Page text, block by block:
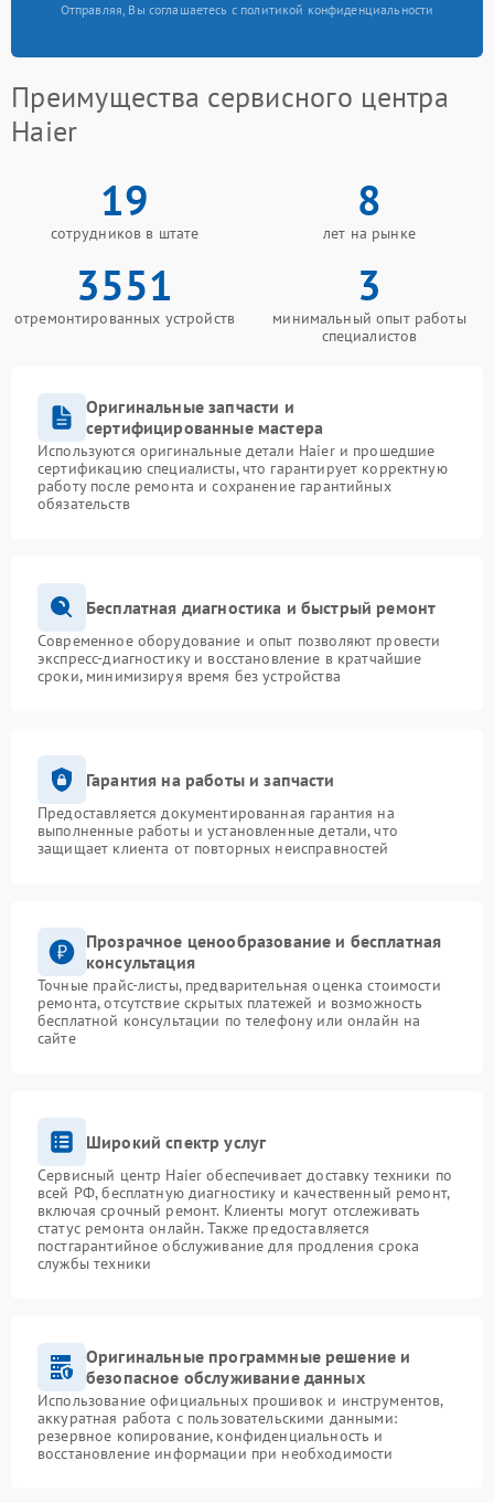
Отправляя, Вы соглашаетесь с политикой конфиденциальности
Преимущества сервисного центра
Haier
19
сотрудников в штате
8
лет на рынке
3551
отремонтированных устройств
3
минимальный опыт работы
специалистов
Оригинальные запчасти и
сертифицированные мастера
Используются оригинальные детали Haier и прошедшие
сертификацию специалисты, что гарантирует корректную
работу после ремонта и сохранение гарантийных
обязательств
Бесплатная диагностика и быстрый ремонт
Современное оборудование и опыт позволяют провести
экспресс-диагностику и восстановление в кратчайшие
сроки, минимизируя время без устройства
Гарантия на работы и запчасти
Предоставляется документированная гарантия на
выполненные работы и установленные детали, что
защищает клиента от повторных неисправностей
Прозрачное ценообразование и бесплатная
консультация
Точные прайс-листы, предварительная оценка стоимости
ремонта, отсутствие скрытых платежей и возможность
бесплатной консультации по телефону или онлайн на
сайте
Широкий спектр услуг
Сервисный центр Haier обеспечивает доставку техники по
всей РФ, бесплатную диагностику и качественный ремонт,
включая срочный ремонт. Клиенты могут отслеживать
статус ремонта онлайн. Также предоставляется
постгарантийное обслуживание для продления срока
службы техники
Оригинальные программные решение и
безопасное обслуживание данных
Использование официальных прошивок и инструментов,
аккуратная работа с пользовательскими данными:
резервное копирование, конфиденциальность и
восстановление информации при необходимости